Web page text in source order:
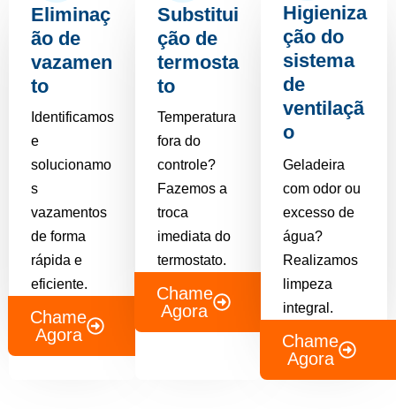
Eliminaç
ão de
vazamen
to
Identificamos
e
solucionamo
s
vazamentos
de forma
rápida e
eficiente.
Chame
Agora
Substitui
ção de
termosta
to
Temperatura
fora do
controle?
Fazemos a
troca
imediata do
termostato.
Chame
Agora
Higieniza
ção do
sistema
de
ventilaçã
o
Geladeira
com odor ou
excesso de
água?
Realizamos
limpeza
integral.
Chame
Agora